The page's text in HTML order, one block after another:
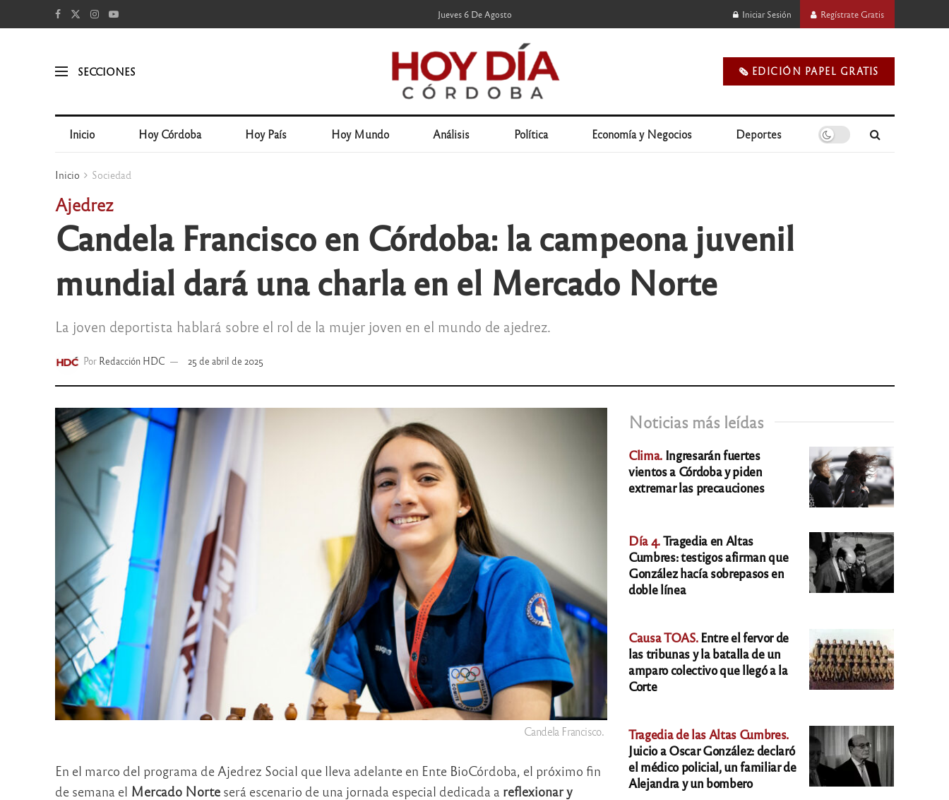
Jueves 6 De Agosto Iniciar Sesión Regístrate Gratis
SECCIONES 🗞️ EDICIÓN PAPEL GRATIS
Inicio Hoy Córdoba Hoy País Hoy Mundo Análisis Política Economía y Negocios Deportes
Inicio Sociedad
Ajedrez
Candela Francisco en Córdoba: la campeona juvenil
mundial dará una charla en el Mercado Norte
La joven deportista hablará sobre el rol de la mujer joven en el mundo de ajedrez.
Por Redacción HDC 25 de abril de 2025
Candela Francisco.
En el marco del programa de Ajedrez Social que lleva adelante en Ente BioCórdoba, el próximo fin
de semana el Mercado Norteserá escenario de una jornada especial dedicada a reflexionar y
Noticias más leídas
Clima. Ingresarán fuertes
vientos a Córdoba y piden
extremar las precauciones
Día 4.Tragedia en Altas
Cumbres: testigos afirman que
González hacía sobrepasos en
doble línea
Causa TOAS.Entre el fervor de
las tribunas y la batalla de un
amparo colectivo que llegó a la
Corte
Tragedia de las Altas Cumbres.
Juicio a Oscar González: declaró
el médico policial, un familiar de
Alejandra y un bombero